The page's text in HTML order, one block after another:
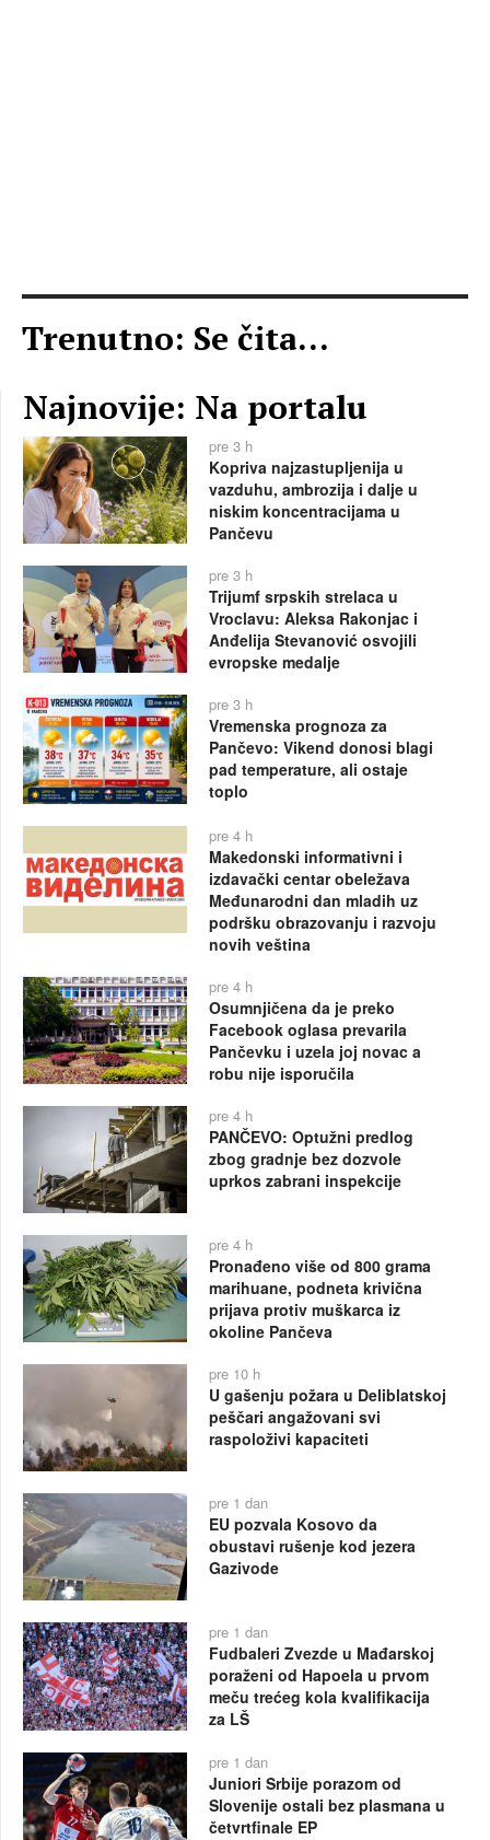
Trenutno: Se čita...
Najnovije: Na portalu
pre 3 h
Kopriva najzastupljenija u
vazduhu, ambrozija i dalje u
niskim koncentracijama u
Pančevu
pre 3 h
Trijumf srpskih strelaca u
Vroclavu: Aleksa Rakonjac i
Anđelija Stevanović osvojili
evropske medalje
pre 3 h
Vremenska prognoza za
Pančevo: Vikend donosi blagi
pad temperature, ali ostaje
toplo
pre 4 h
Makedonski informativni i
izdavački centar obeležava
Međunarodni dan mladih uz
podršku obrazovanju i razvoju
novih veština
pre 4 h
Osumnjičena da je preko
Facebook oglasa prevarila
Pančevku i uzela joj novac a
robu nije isporučila
pre 4 h
PANČEVO: Optužni predlog
zbog gradnje bez dozvole
uprkos zabrani inspekcije
pre 4 h
Pronađeno više od 800 grama
marihuane, podneta krivična
prijava protiv muškarca iz
okoline Pančeva
pre 10 h
U gašenju požara u Deliblatskoj
peščari angažovani svi
raspoloživi kapaciteti
pre 1 dan
EU pozvala Kosovo da
obustavi rušenje kod jezera
Gazivode
pre 1 dan
Fudbaleri Zvezde u Mađarskoj
poraženi od Hapoela u prvom
meču trećeg kola kvalifikacija
za LŠ
pre 1 dan
Juniori Srbije porazom od
Slovenije ostali bez plasmana u
četvrtfinale EP